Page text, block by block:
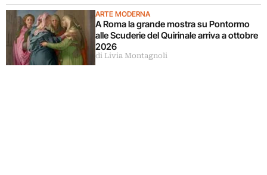
ARTE MODERNA
A Roma la grande mostra su Pontormo
alle Scuderie del Quirinale arriva a ottobre
2026
di Livia Montagnoli